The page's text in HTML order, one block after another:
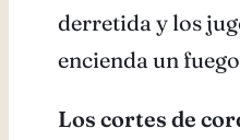
derretida y los
encienda un
Los cortes de